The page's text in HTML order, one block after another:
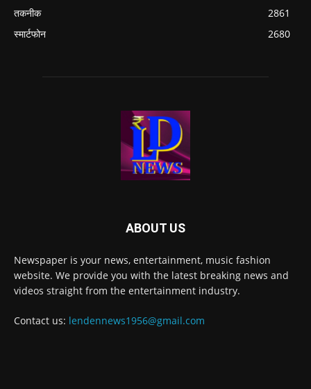
तकनीक
2861
स्मार्टफोन
2680
ABOUT US
Newspaper is your news, entertainment, music fashion
website. We provide you with the latest breaking news and
videos straight from the entertainment industry.
Contact us: lendennews1956@gmail.com